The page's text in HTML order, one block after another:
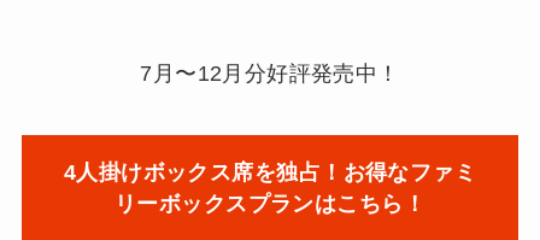
7月〜12月分好評発売中！
4人掛けボックス席を独占！お得なファミ
リーボックスプランはこちら！